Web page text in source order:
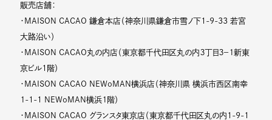
販売店舗：
・MAISON CACAO 鎌倉本店（神奈川県鎌倉市雪ノ下1-9-33 若宮
大路沿い）
・MAISON CACAO丸の内店（東京都千代田区丸の内３丁目３−１新東
京ビル1階）
・MAISON CACAO NEWoMAN横浜店（神奈川県 横浜市西区南幸
１-1-1 NEWoMAN横浜１階）
・MAISON CACAO グランスタ東京店（東京都千代田区丸の内1-9-1